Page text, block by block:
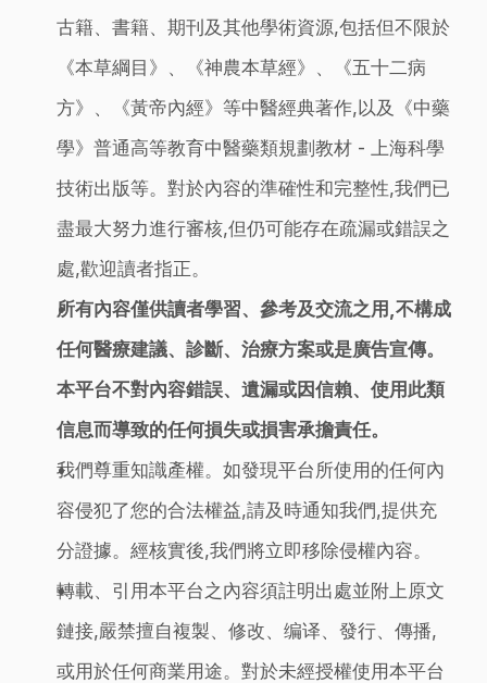
古籍、書籍、期刊及其他學術資源,包括但不限於
《本草綱目》、《神農本草經》、《五十二病
方》、《黃帝內經》等中醫經典著作,以及《中藥
學》普通高等教育中醫藥類規劃教材 - 上海科學
技術出版等。對於內容的準確性和完整性,我們已
盡最大努力進行審核,但仍可能存在疏漏或錯誤之
處,歡迎讀者指正。
所有內容僅供讀者學習、參考及交流之用,不構成
任何醫療建議、診斷、治療方案或是廣告宣傳。
本平台不對內容錯誤、遺漏或因信賴、使用此類
信息而導致的任何損失或損害承擔責任。
我們尊重知識產權。如發現平台所使用的任何內
容侵犯了您的合法權益,請及時通知我們,提供充
分證據。經核實後,我們將立即移除侵權內容。
轉載、引用本平台之內容須註明出處並附上原文
鏈接,嚴禁擅自複製、修改、编译、發行、傳播,
或用於任何商業用途。對於未經授權使用本平台